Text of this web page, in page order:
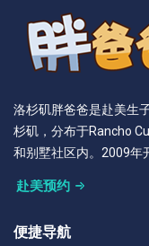
洛杉矶胖爸爸是赴美生
杉矶，分布于Rancho
和别墅社区内。2009年
赴美预约
便捷导航